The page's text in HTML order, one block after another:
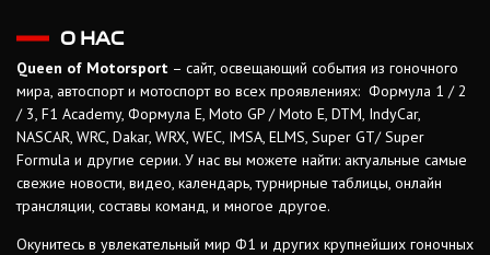
О НАС
Queen of Motorsport – сайт, освещающий события из гоночного
мира, автоспорт и мотоспорт во всех проявлениях: Формула 1 / 2
/ 3, F1 Academy, Формула Е, Moto GP / Moto E, DTM, IndyCar,
NASCAR, WRC, Dakar, WRX, WEC, IMSA, ELMS, Super GT/ Super
Formula и другие серии. У нас вы можете найти: актуальные самые
свежие новости, видео, календарь, турнирные таблицы, онлайн
трансляции, составы команд, и многое другое.
Окунитесь в увлекательный мир Ф1 и других крупнейших гоночных